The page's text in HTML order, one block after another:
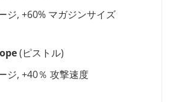
ジ, +60% マガジンサイズ
(ピストル)
ジ, +40％ 攻撃速度